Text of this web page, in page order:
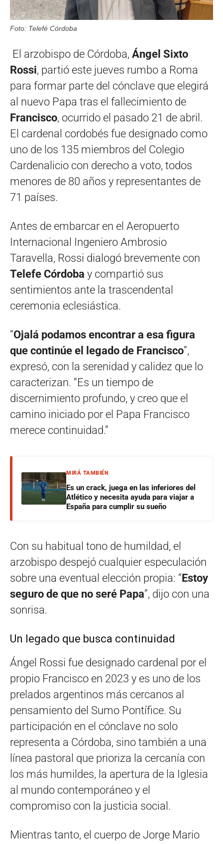
Foto: Telefé Córdoba
El arzobispo de Córdoba, Ángel Sixto
Rossi, partió este jueves rumbo a Roma
para formar parte del cónclave que elegirá
al nuevo Papa tras el fallecimiento de
Francisco, ocurrido el pasado 21 de abril.
El cardenal cordobés fue designado como
uno de los 135 miembros del Colegio
Cardenalicio con derecho a voto, todos
menores de 80 años y representantes de
71 países.
Antes de embarcar en el Aeropuerto
Internacional Ingeniero Ambrosio
Taravella, Rossi dialogó brevemente con
Telefe Córdoba y compartió sus
sentimientos ante la trascendental
ceremonia eclesiástica.
“Ojalá podamos encontrar a esa figura
que continúe el legado de Francisco”,
expresó, con la serenidad y calidez que lo
caracterizan. “Es un tiempo de
discernimiento profundo, y creo que el
camino iniciado por el Papa Francisco
merece continuidad.”
MIRÁ TAMBIÉN
Es un crack, juega en las inferiores del
Atlético y necesita ayuda para viajar a
España para cumplir su sueño
Con su habitual tono de humildad, el
arzobispo despejó cualquier especulación
sobre una eventual elección propia: “Estoy
seguro de que no seré Papa”, dijo con una
sonrisa.
Un legado que busca continuidad
Ángel Rossi fue designado cardenal por el
propio Francisco en 2023 y es uno de los
prelados argentinos más cercanos al
pensamiento del Sumo Pontífice. Su
participación en el cónclave no solo
representa a Córdoba, sino también a una
línea pastoral que prioriza la cercanía con
los más humildes, la apertura de la Iglesia
al mundo contemporáneo y el
compromiso con la justicia social.
Mientras tanto, el cuerpo de Jorge Mario